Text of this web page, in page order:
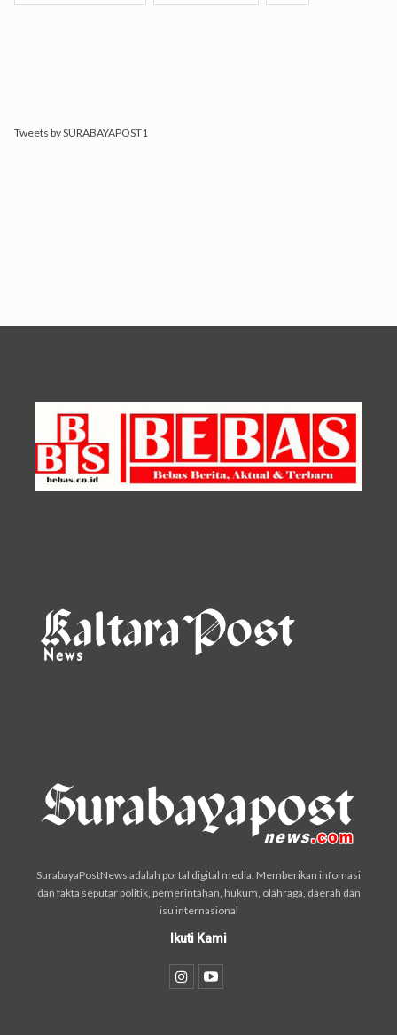
Tweets by SURABAYAPOST1
SurabayaPostNews adalah portal digital media. Memberikan infomasi
dan fakta seputar politik, pemerintahan, hukum, olahraga, daerah dan
isu internasional
Ikuti Kami